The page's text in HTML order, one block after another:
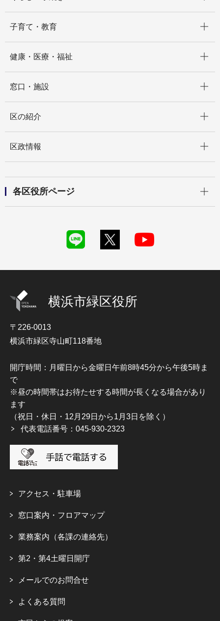
子育て・教育
健康・医療・福祉
窓口・施設
区の紹介
区政情報
各区役所ページ
横浜市緑区役所
〒226-0013
横浜市緑区寺山町118番地
開庁時間：月曜日から金曜日午前8時45分から午後5時ま
で
※昼の時間帯はお待たせする時間が長くなる場合があり
ます
（祝日・休日・12月29日から1月3日を除く）
代表電話番号：045-930-2323
アクセス・駐車場
窓口案内・フロアマップ
業務案内（各課の連絡先）
第2・第4土曜日開庁
メールでのお問合せ
よくある質問